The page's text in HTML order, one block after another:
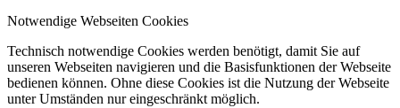
Notwendige Webseiten Cookies
Technisch notwendige Cookies werden benötigt, damit Sie auf
unseren Webseiten navigieren und die Basisfunktionen der Webseite
bedienen können. Ohne diese Cookies ist die Nutzung der Webseite
unter Umständen nur eingeschränkt möglich.